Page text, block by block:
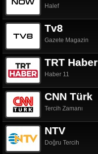
Halef
Tv8
Gazete Magazin
TRT Haber
Haber 11
CNN Türk
Tercih Zamanı
NTV
Doğru Tercih